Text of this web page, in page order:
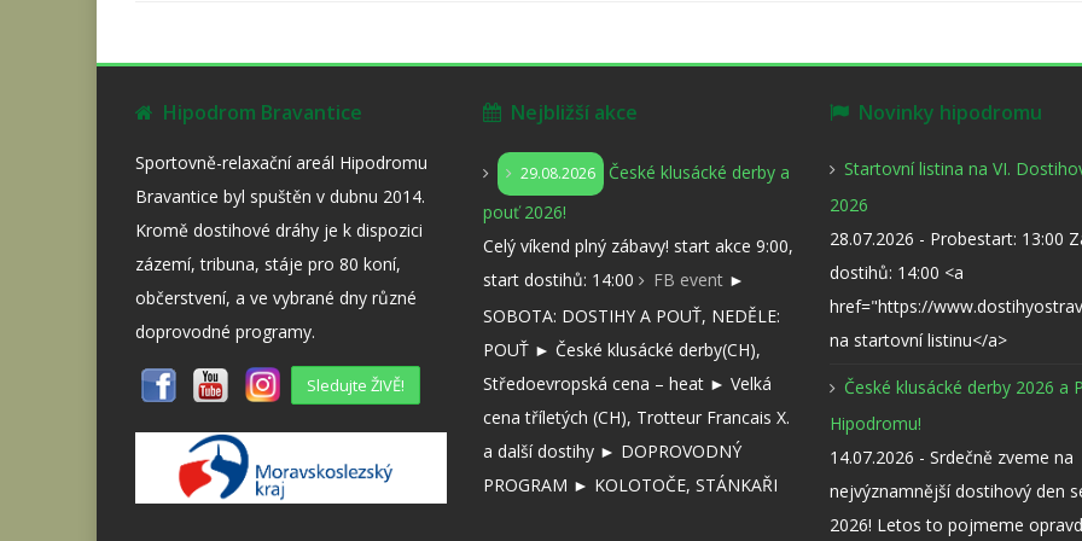
Hipodrom Bravantice
Sportovně-relaxační areál Hipodromu
Bravantice byl spuštěn v dubnu 2014.
Kromě dostihové dráhy je k dispozici
zázemí, tribuna, stáje pro 80 koní,
občerstvení, a ve vybrané dny různé
doprovodné programy.
Sledujte ŽIVĚ!
Nejbližší akce
29.08.2026
České klusácké derby a
pouť 2026!
Celý víkend plný zábavy! start akce 9:00,
start dostihů: 14:00
FB event►
SOBOTA: DOSTIHY A POUŤ, NEDĚLE:
POUŤ ► České klusácké derby(CH),
Středoevropská cena – heat ► Velká
cena tříletých (CH), Trotteur Francais X.
a další dostihy ► DOPROVODNÝ
PROGRAM ► KOLOTOČE, STÁNKAŘI
Novinky hipodromu
Startovní listina na VI.
2026
28.07.2026 - Probestart: 13:00
dostihů: 14:00 <a
href="https://
na startovní listinu</a>
České klusácké derby 2026 a
Hipodromu!
14.07.2026 - Srdečně zveme na
nejvýznamnější dostihový den
2026! Letos to pojmeme